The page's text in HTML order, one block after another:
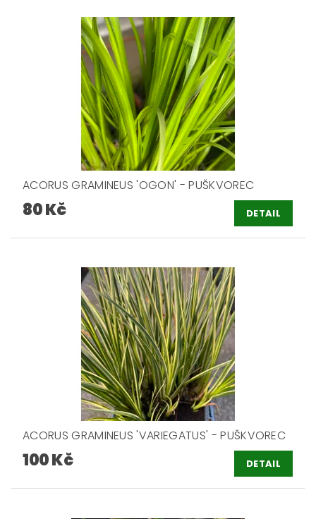
ACORUS GRAMINEUS 'OGON' - PUŠKVOREC
80 Kč DETAIL
ACORUS GRAMINEUS 'VARIEGATUS' - PUŠKVOREC
100 Kč DETAIL